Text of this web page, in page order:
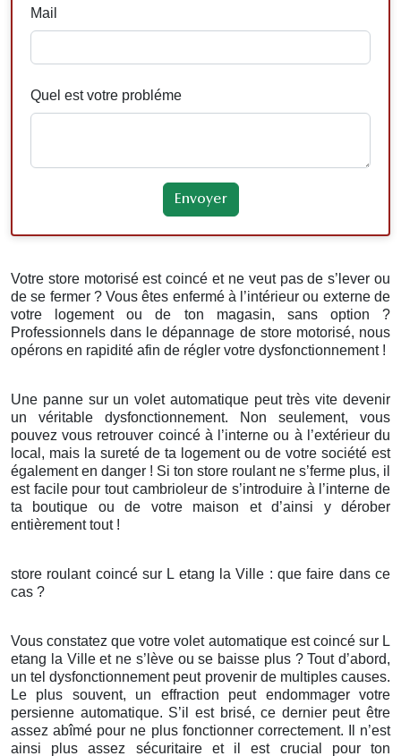
Mail
Quel est votre probléme
Votre store motorisé est coincé et ne veut pas de s’lever ou
de se fermer ? Vous êtes enfermé à l’intérieur ou externe de
votre logement ou de ton magasin, sans option ?
Professionnels dans le dépannage de store motorisé, nous
opérons en rapidité afin de régler votre dysfonctionnement !
Une panne sur un volet automatique peut très vite devenir
un véritable dysfonctionnement. Non seulement, vous
pouvez vous retrouver coincé à l’interne ou à l’extérieur du
local, mais la sureté de ta logement ou de votre société est
également en danger ! Si ton store roulant ne s’ferme plus, il
est facile pour tout cambrioleur de s’introduire à l’interne de
ta boutique ou de votre maison et d’ainsi y dérober
entièrement tout !
store roulant coincé sur L etang la Ville : que faire dans ce
cas ?
Vous constatez que votre volet automatique est coincé sur L
etang la Ville et ne s’lève ou se baisse plus ? Tout d’abord,
un tel dysfonctionnement peut provenir de multiples causes.
Le plus souvent, un effraction peut endommager votre
persienne automatique. S’il est brisé, ce dernier peut être
assez abîmé pour ne plus fonctionner correctement. Il n’est
ainsi plus assez sécuritaire et il est crucial pour ton